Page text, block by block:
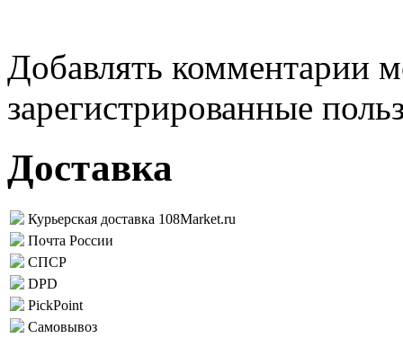
Добавлять комментарии
зарегистрированные
Доставка
Курьерская доставка 108Market.ru
Почта России
СПСР
DPD
PickPoint
Самовывоз